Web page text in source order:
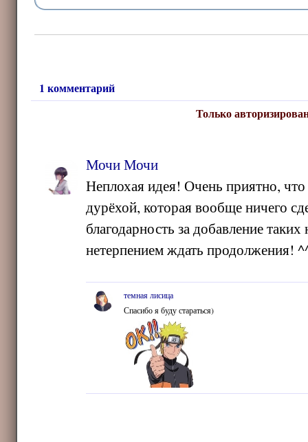
1 комментарий
Только
Мочи Мочи
Неплохая идея! Очень приятно, что
дурёхой, которая вообще ничего
благодарность за добавление
нетерпением ждать продолжения!
темная лисица
Спасибо я буду стараться)